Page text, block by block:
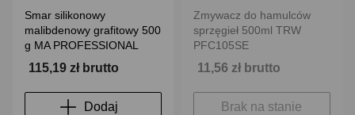
Smar silikonowy
malibdenowy grafitowy 500
g MA PROFESSIONAL
115,19 zł brutto
Dodaj
Zmywacz do hamulców
sprzęgieł 500ml TRW
PFC105SE
11,56 zł brutto
Brak na stanie